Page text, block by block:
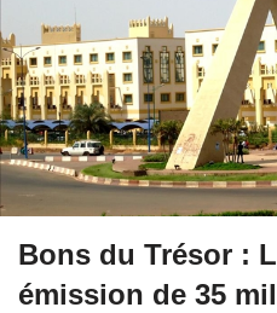
Bons du Trésor :
émission de 35